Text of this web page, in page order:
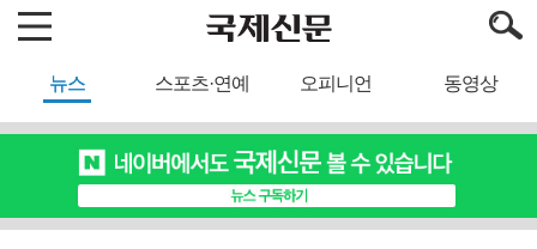
뉴스 스포츠·연예 오피니언 동영상